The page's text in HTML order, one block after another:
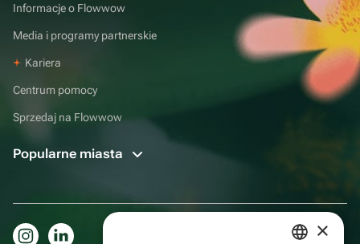
Informacje o Flowwow
Media i programy partnerskie
Kariera
Centrum pomocy
Sprzedaj na Flowwow
Popularne miasta
×